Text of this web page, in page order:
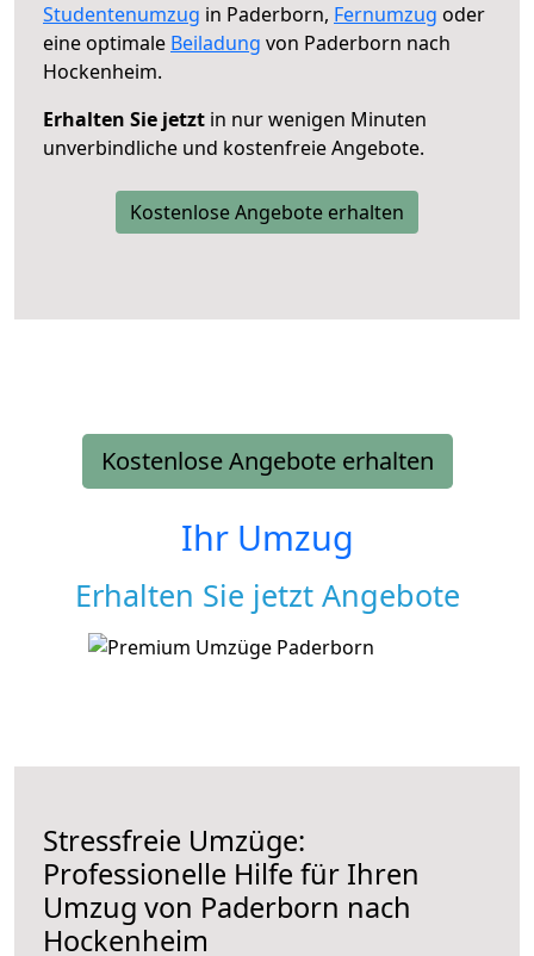
Studentenumzug in Paderborn, Fernumzug oder
eine optimale Beiladung von Paderborn nach
Hockenheim.
Erhalten Sie jetzt in nur wenigen Minuten
unverbindliche und kostenfreie Angebote.
Kostenlose Angebote erhalten
Kostenlose Angebote erhalten
Ihr Umzug
Erhalten Sie jetzt Angebote
Stressfreie Umzüge:
Professionelle Hilfe für Ihren
Umzug von Paderborn nach
Hockenheim